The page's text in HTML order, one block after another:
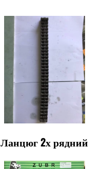
Ланцюг 2х рядний